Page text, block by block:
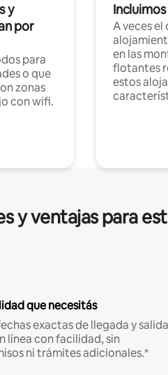
y
por
para
o que
zonas
con wifi.
A veces el
en las
flotantes
estos
y ventajas para
que necesitás
exactas de llegada y
línea con facilidad, sin
ni trámites adicionales.*